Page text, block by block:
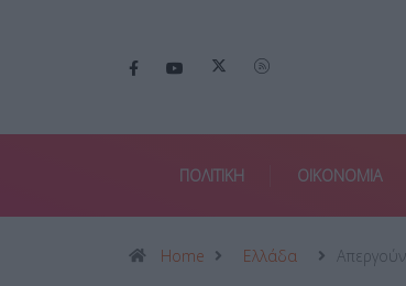
ΠΟΛΙΤΙΚΗ ΟΙΚΟΝΟΜΙΑ
Home Ελλάδα